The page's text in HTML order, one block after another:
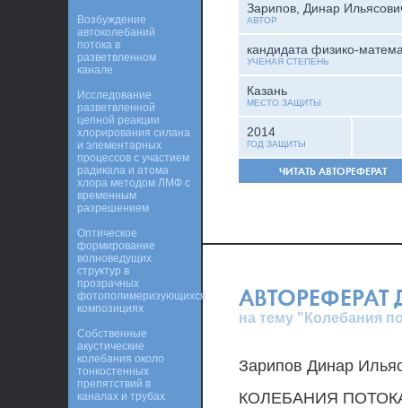
Зарипов, Динар
АВТОР
кандидата физико-
УЧЕНАЯ СТЕПЕНЬ
Казань
МЕСТО ЗАЩИТЫ
2014
ГОД ЗАЩИТЫ
ЧИТАТЬ АВТОРЕФЕРАТ
АВТОРЕФЕРАТ
на тему "Колебания
Зарипов Динар
КОЛЕБАНИЯ
Возбуждение
автоколебаний
потока в
разветвленном
канале
Исследование
разветвленной
цепной реакции
хлорирования силана
и элементарных
процессов с участием
радикала и атома
хлора методом ЛМФ с
временным
разрешением
Оптическое
формирование
волноведущих
структур в
прозрачных
фотополимеризующихся
композициях
Собственные
акустические
колебания около
тонкостенных
препятствий в
каналах и трубах